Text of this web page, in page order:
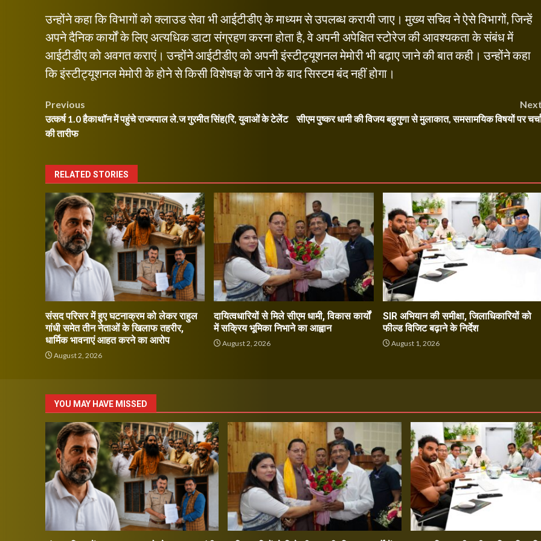
उन्होंने कहा कि विभागों को क्लाउड सेवा भी आईटीडीए के माध्यम से उपलब्ध करायी जाए। मुख्य सचिव ने ऐसे विभागों, जिन्हें
अपने दैनिक कार्यों के लिए अत्यधिक डाटा संग्रहण करना होता है, वे अपनी अपेक्षित स्टोरेज की आवश्यकता के संबंध में
आईटीडीए को अवगत कराएं। उन्होंने आईटीडीए को अपनी इंस्टीट्यूशनल मेमोरी भी बढ़ाए जाने की बात कही। उन्होंने कहा
कि इंस्टीट्यूशनल मेमोरी के होने से किसी विशेषज्ञ के जाने के बाद सिस्टम बंद नहीं होगा।
Post
navigation
Previous
उत्कर्ष 1.0 हैकाथॉन में पहुंचे राज्यपाल ले.ज गुरमीत सिंह(रि, युवाओं के टेलेंट
की तारीफ
सीएम पुष्कर धामी की विजय बहुगुणा से मुलाकात, समसामयिक विषयों पर
RELATED STORIES
संसद परिसर में हुए घटनाक्रम को लेकर राहुल
गांधी समेत तीन नेताओं के खिलाफ तहरीर,
धार्मिक भावनाएं आहत करने का आरोप
August 2, 2026
दायित्वधारियों से मिले सीएम धामी, विकास कार्यों
में सक्रिय भूमिका निभाने का आह्वान
August 2, 2026
SIR अभियान की समीक्षा, जिलाधिकारियों को
फील्ड विजिट बढ़ाने के निर्देश
August 1, 2026
YOU MAY HAVE MISSED